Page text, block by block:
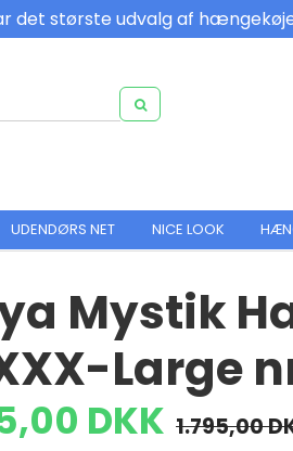
det største udvalg af
UDENDØRS NET NICE LOOK
Mystik
Large
DKK 1.795,00